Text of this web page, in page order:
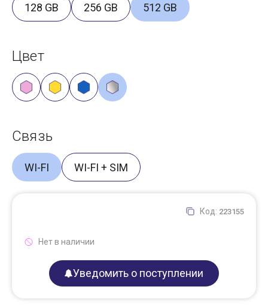
128 GB 256 GB 512 GB
Цвет
Связь
WI-FI WI-FI + SIM
Код: 223155
Нет в наличии
Уведомить о поступлении